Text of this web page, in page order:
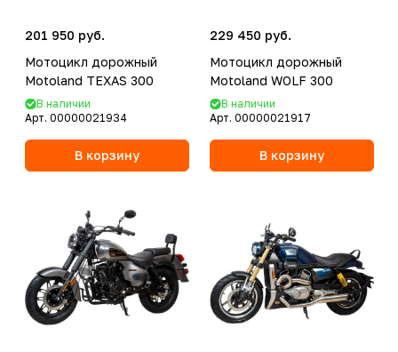
201 950 руб.
Мотоцикл дорожный
Motoland TEXAS 300
В наличии
Арт. 00000021934
В корзину
229 450 руб.
Мотоцикл дорожный
Motoland WOLF 300
В наличии
Арт. 00000021917
В корзину